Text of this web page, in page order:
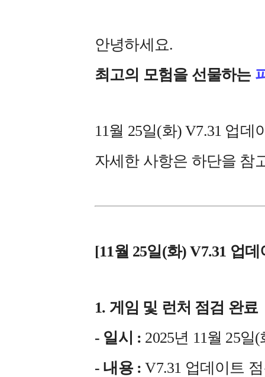
안녕하세요.
최고의 모험을 선물하는
11월 25일(화) V7.31 업
자세한 사항은 하단을 참
[11월 25일(화) V7.31 업
1. 게임 및 런처 점검 완료
- 일시 : 2025년 11월 25일
- 내용 :V7.31 업데이트